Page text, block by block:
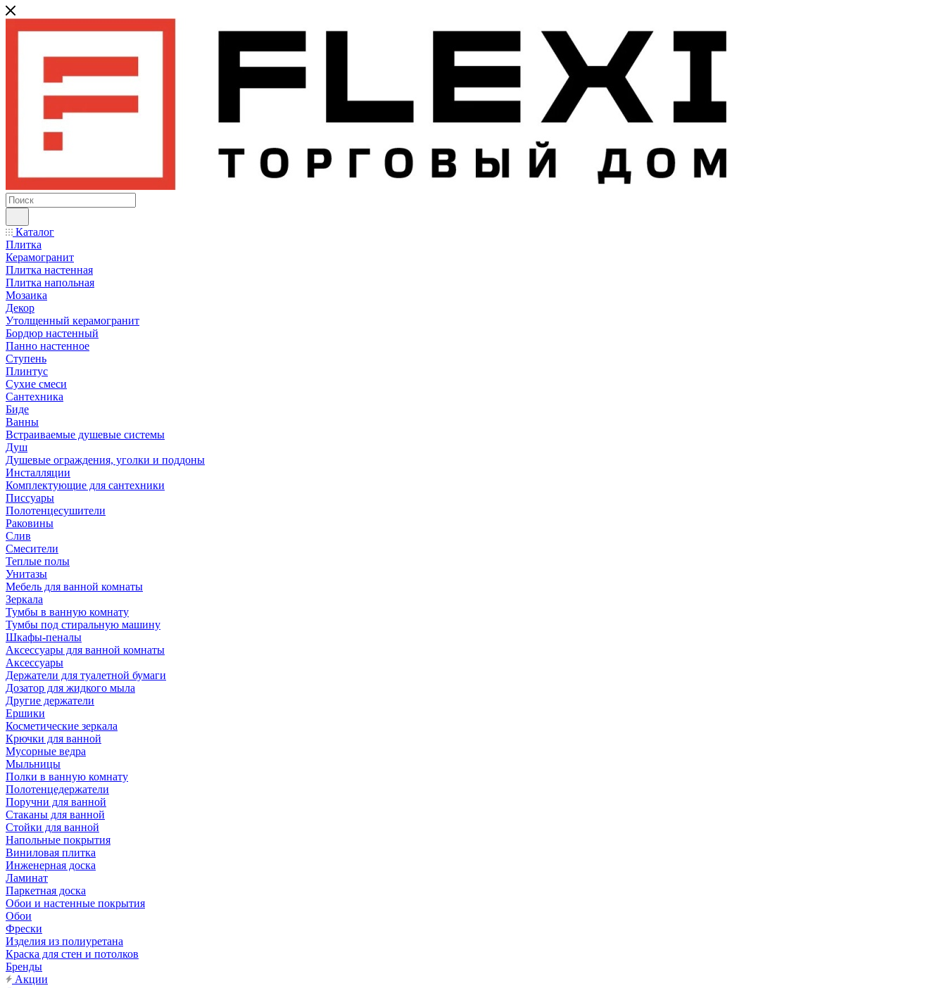
Каталог
Плитка
Керамогранит
Плитка настенная
Плитка напольная
Мозаика
Декор
Утолщенный керамогранит
Бордюр настенный
Панно настенное
Ступень
Плинтус
Сухие смеси
Сантехника
Биде
Ванны
Встраиваемые душевые системы
Душ
Душевые ограждения, уголки и поддоны
Инсталляции
Комплектующие для сантехники
Писсуары
Полотенцесушители
Раковины
Слив
Смесители
Теплые полы
Унитазы
Мебель для ванной комнаты
Зеркала
Тумбы в ванную комнату
Тумбы под стиральную машину
Шкафы-пеналы
Аксессуары для ванной комнаты
Аксессуары
Держатели для туалетной бумаги
Дозатор для жидкого мыла
Другие держатели
Ершики
Косметические зеркала
Крючки для ванной
Мусорные ведра
Мыльницы
Полки в ванную комнату
Полотенцедержатели
Поручни для ванной
Стаканы для ванной
Стойки для ванной
Напольные покрытия
Виниловая плитка
Инженерная доска
Ламинат
Паркетная доска
Обои и настенные покрытия
Обои
Фрески
Изделия из полиуретана
Краска для стен и потолков
Бренды
Акции